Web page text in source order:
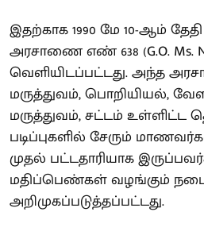
இதற்காக 1990 மே 10-ஆம்
அரசாணை எண் 638 (G.O. Ms.
வெளியிடப்பட்டது. அந்த
மருத்துவம், பொறியியல்,
மருத்துவம், சட்டம் உள்ளிட்ட
படிப்புகளில் சேரும்
முதல் பட்டதாரியாக
மதிப்பெண்கள் வழங்கும்
அறிமுகப்படுத்தப்பட்டது.